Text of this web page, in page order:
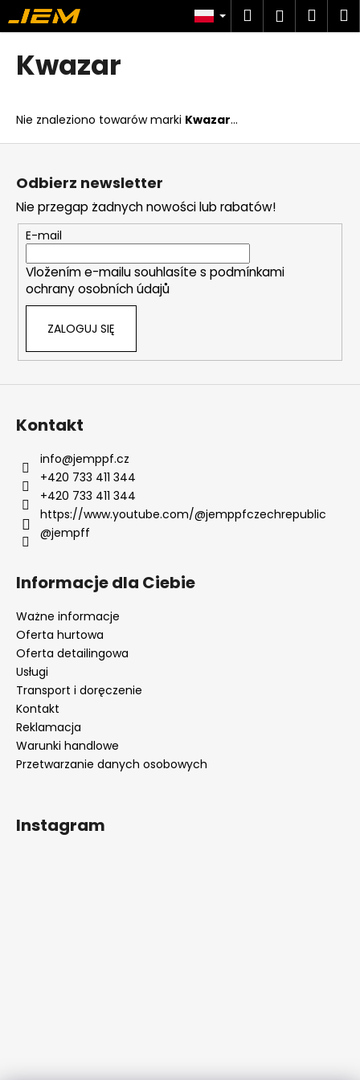
Przejść
do
treści
SzukajZaloguj
Kwazar
Nie znaleziono towarów marki Kwazar...
o
powrotem
powrotem
z
e
g
o
s
z
u
a
s
P
o
e
a
y
S
Odbierz newsletter
Nie przegap żadnych nowości lub rabatów!
E-mail
Vložením e-mailu souhlasíte s podmínkami
ochrany osobních údajů
ZALOGUJ SIĘ
Kontakt
info@jemppf.cz
+420 733 411 344
+420 733 411 344
https://www.youtube.com/@jemppfczechrepublic
@jempff
Informacje dla Ciebie
Ważne informacje
Oferta hurtowa
Oferta detailingowa
Usługi
Transport i doręczenie
Kontakt
Reklamacja
Warunki handlowe
Przetwarzanie danych osobowych
Instagram